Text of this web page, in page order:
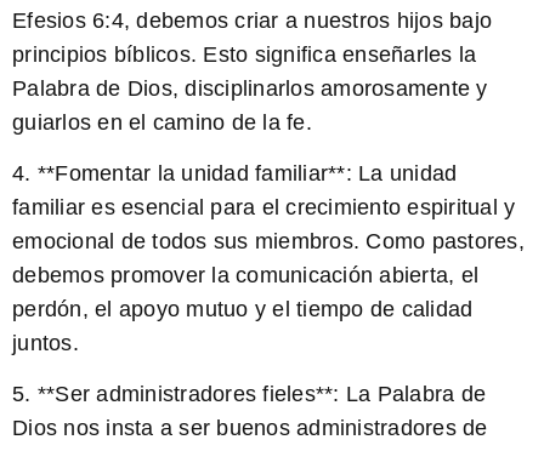
Efesios 6:4, debemos criar a nuestros hijos bajo
principios bíblicos. Esto significa enseñarles la
Palabra de Dios, disciplinarlos amorosamente y
guiarlos en el camino de la fe.
4. **Fomentar la unidad familiar**: La unidad
familiar es esencial para el crecimiento espiritual y
emocional de todos sus miembros. Como pastores,
debemos promover la comunicación abierta, el
perdón, el apoyo mutuo y el tiempo de calidad
juntos.
5. **Ser administradores fieles**: La Palabra de
Dios nos insta a ser buenos administradores de